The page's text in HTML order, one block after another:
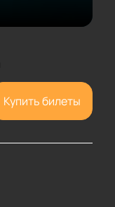
Купить билеты